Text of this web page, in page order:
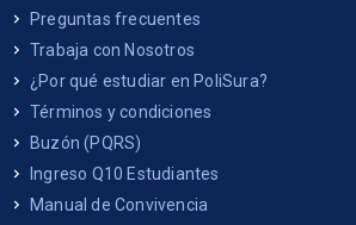
Preguntas frecuentes
Trabaja con Nosotros
¿Por qué estudiar en PoliSura?
Términos y condiciones
Buzón (PQRS)
Ingreso Q10 Estudiantes
Manual de Convivencia